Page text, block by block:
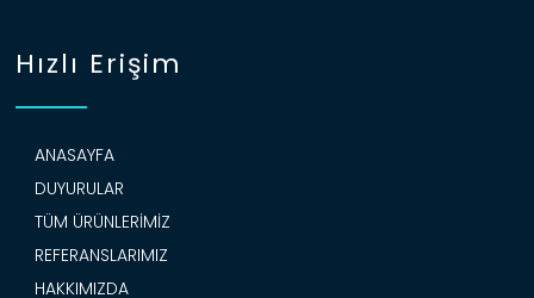
Hızlı Erişim
ANASAYFA
DUYURULAR
TÜM ÜRÜNLERIMIZ
REFERANSLARIMIZ
HAKKIMIZDA